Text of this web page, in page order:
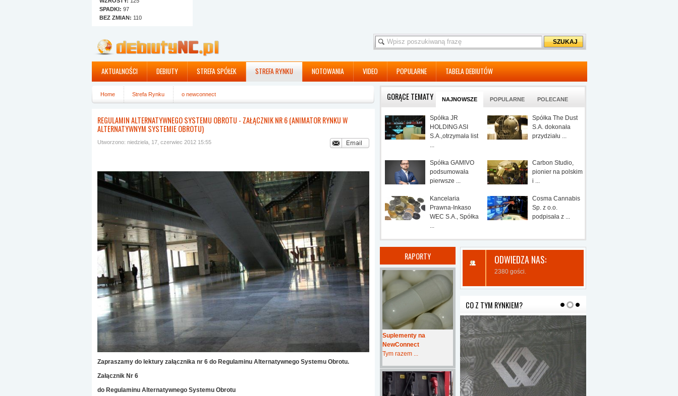
SPADKI: 97
BEZ ZMIAN: 110
AKTUALNOŚCI DEBIUTY STREFA SPÓŁEK STREFA RYNKU NOTOWANIA VIDEO POPULARNE TABELA DEBIUTÓW
Home Strefa Rynku o newconnect
systemie obrotu)
REGULAMIN ALTERNATYWNEGO SYSTEMU OBROTU - ZAŁĄCZNIK NR 6 (ANIMATOR RYNKU W
ALTERNATYWNYM SYSTEMIE OBROTU)
Utworzono: niedziela, 17, czerwiec 2012 15:55
Zapraszamy do lektury załącznika nr 6 do Regulaminu Alternatywnego Systemu Obrotu.
Załącznik Nr 6
do Regulaminu Alternatywnego Systemu Obrotu
GORĄCE TEMATY NAJNOWSZE POPULARNE POLECANE
Spółka JR
HOLDING ASI
S.A.,otrzymała list
...
Spółka The Dust
S.A. dokonała
przydziału ...
Spółka GAMIVO
podsumowała
pierwsze ...
Carbon Studio,
pionier na polskim
i ...
Kancelaria
Prawna-Inkaso
WEC S.A., Spółka
...
Cosma Cannabis
Sp. z o.o.
podpisała z ...
RAPORTY
Suplementy na
NewConnect
Tym razem ...
ODWIEDZA NAS:
2380 gości.
CO Z TYM RYNKIEM?